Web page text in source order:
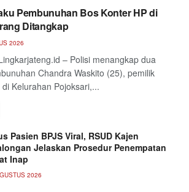
Pembunuhan Bos Konter HP di
Ditangkap
2026
– Polisi menangkap dua
Chandra Waskito (25), pemilik
Kelurahan Pojoksari,...
Pasien BPJS Viral, RSUD Kajen
Jelaskan Prosedur Penempatan
Inap
2026